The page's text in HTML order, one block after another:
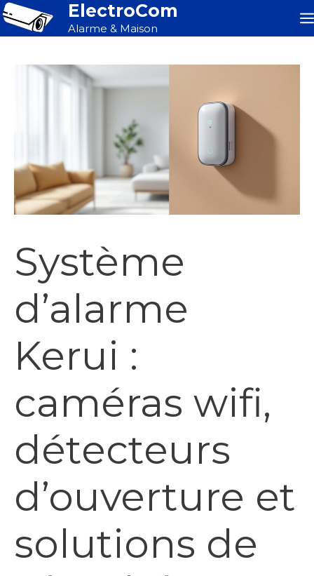
Aller
au
ElectroCom
Alarme & Maison
Système
d’alarme
Kerui :
caméras wifi,
détecteurs
d’ouverture et
solutions de